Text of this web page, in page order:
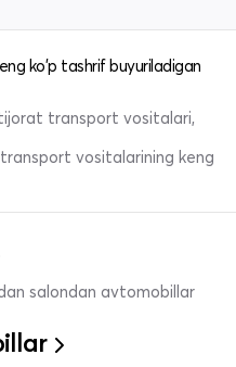
ko'p tashrif buyuriladigan
transport vositalari,
vositalarining keng
salondan avtomobillar